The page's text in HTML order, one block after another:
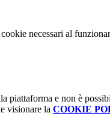
necessari al
piattaforma e non è
visionare la COOKIE